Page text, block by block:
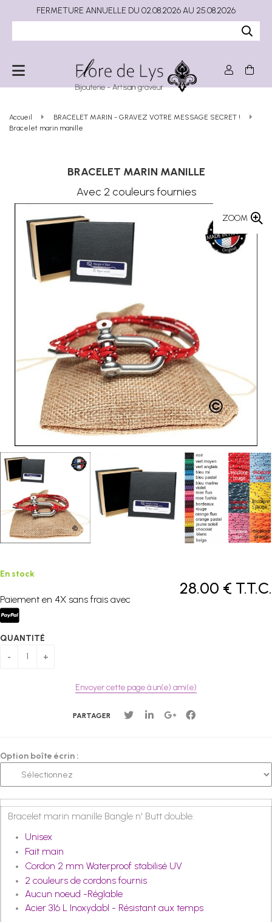
Accueil
BRACELET MARIN - GRAVEZ VOTRE MESSAGE SECRET !
Bracelet marin manille
BRACELET MARIN MANILLE
Avec 2 couleurs fournies
ZOOM
28.00 € T.T.C.
En stock
Paiement en 4X sans frais avec
QUANTITÉ
Envoyer cette page à un(e) ami(e)
PARTAGER
Option boîte écrin :
Bracelet marin manille Bangle n' Butt double.
Unisex
Fait main
Cordon 2 mm Waterproof stabilisé UV
2 couleurs de cordons fournis
Aucun noeud -Réglable
Acier 316 L Inoxydabl - Résistant aux temps
FERMETURE ANNUELLE DU 02.08.2026 AU 25.08.2026